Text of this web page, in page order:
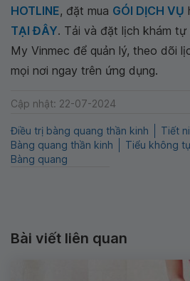
HOTLINE, đặt mua GÓI DỊCH VỤ
TẠI ĐÂY. Tải và đặt lịch khám
My Vinmec để quản lý, theo dõi
mọi nơi ngay trên ứng dụng.
Cập nhật: 22-07-2024
Điều trị bàng quang thần kinh Tiết
Bàng quang thần kinh
Tiểu không
Bàng quang
Bài viết liên quan